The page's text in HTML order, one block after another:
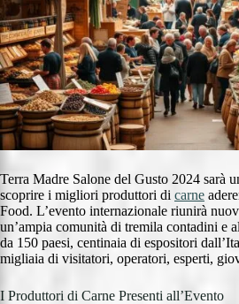
Terra Madre Salone del Gusto 2024 sarà
scoprire i migliori produttori di carne
Food. L’evento internazionale riunirà
un’ampia comunità di tremila contadini e
da 150 paesi, centinaia di espositori
migliaia di visitatori, operatori, esperti,
I Produttori di Carne Presenti all’Evento